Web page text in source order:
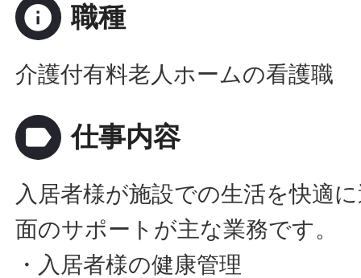
info 職種
介護付有料老人ホームの看護職
label 仕事内容
入居者様が施設での生活を快適
面のサポートが主な業務です。
・入居者様の健康管理